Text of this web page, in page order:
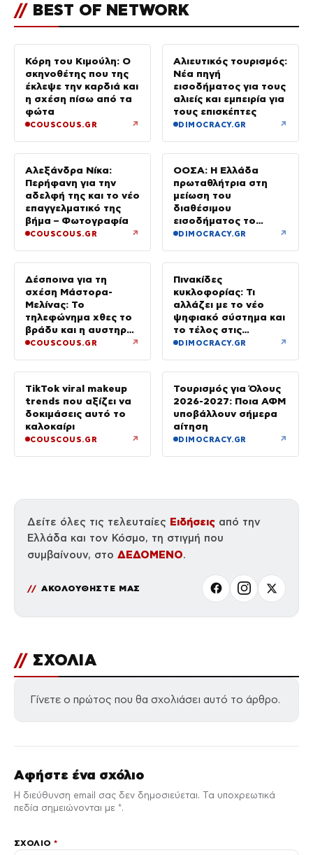
// BEST OF NETWORK
Κόρη του Κιμούλη: Ο
σκηνοθέτης που της
έκλεψε την καρδιά και
η σχέση πίσω από τα
φώτα
COUSCOUS.GR ↗
Αλιευτικός τουρισμός:
Νέα πηγή
εισοδήματος για τους
αλιείς και εμπειρία για
τους επισκέπτες
DIMOCRACY.GR ↗
Αλεξάνδρα Νίκα:
Περήφανη για την
αδελφή της και το νέο
επαγγελματικό της
βήμα – Φωτογραφία
COUSCOUS.GR ↗
ΟΟΣΑ: Η Ελλάδα
πρωταθλήτρια στη
μείωση του
διαθέσιμου
εισοδήματος το
πρώτο τρίμηνο του
DIMOCRACY.GR ↗
Δέσποινα για τη
σχέση Μάστορα-
Μελίνας: Το
τηλεφώνημα χθες το
βράδυ και η αυστηρή
προειδοποίηση
COUSCOUS.GR ↗
Πινακίδες
κυκλοφορίας: Τι
αλλάζει με το νέο
ψηφιακό σύστημα και
το τέλος στις
καθυστερήσεις
DIMOCRACY.GR ↗
TikTok viral makeup
trends που αξίζει να
δοκιμάσεις αυτό το
καλοκαίρι
COUSCOUS.GR ↗
Τουρισμός για Όλους
2026-2027: Ποια ΑΦΜ
υποβάλλουν σήμερα
αίτηση
DIMOCRACY.GR ↗
Δείτε όλες τις τελευταίες Ειδήσεις από την
Ελλάδα και τον Κόσμο, τη στιγμή που
συμβαίνουν, στο ΔΕΔΟΜΕΝΟ.
ΑΚΟΛΟΥΘΗΣΤΕ ΜΑΣ
// ΣΧΟΛΙΑ
Γίνετε ο πρώτος που θα σχολιάσει αυτό το άρθρο.
Αφήστε ένα σχόλιο
Η διεύθυνση email σας δεν δημοσιεύεται. Τα υποχρεωτικά
πεδία σημειώνονται με *.
ΣΧΌΛΙΟ*